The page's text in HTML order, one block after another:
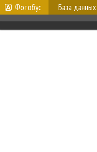
Фотобус База данных